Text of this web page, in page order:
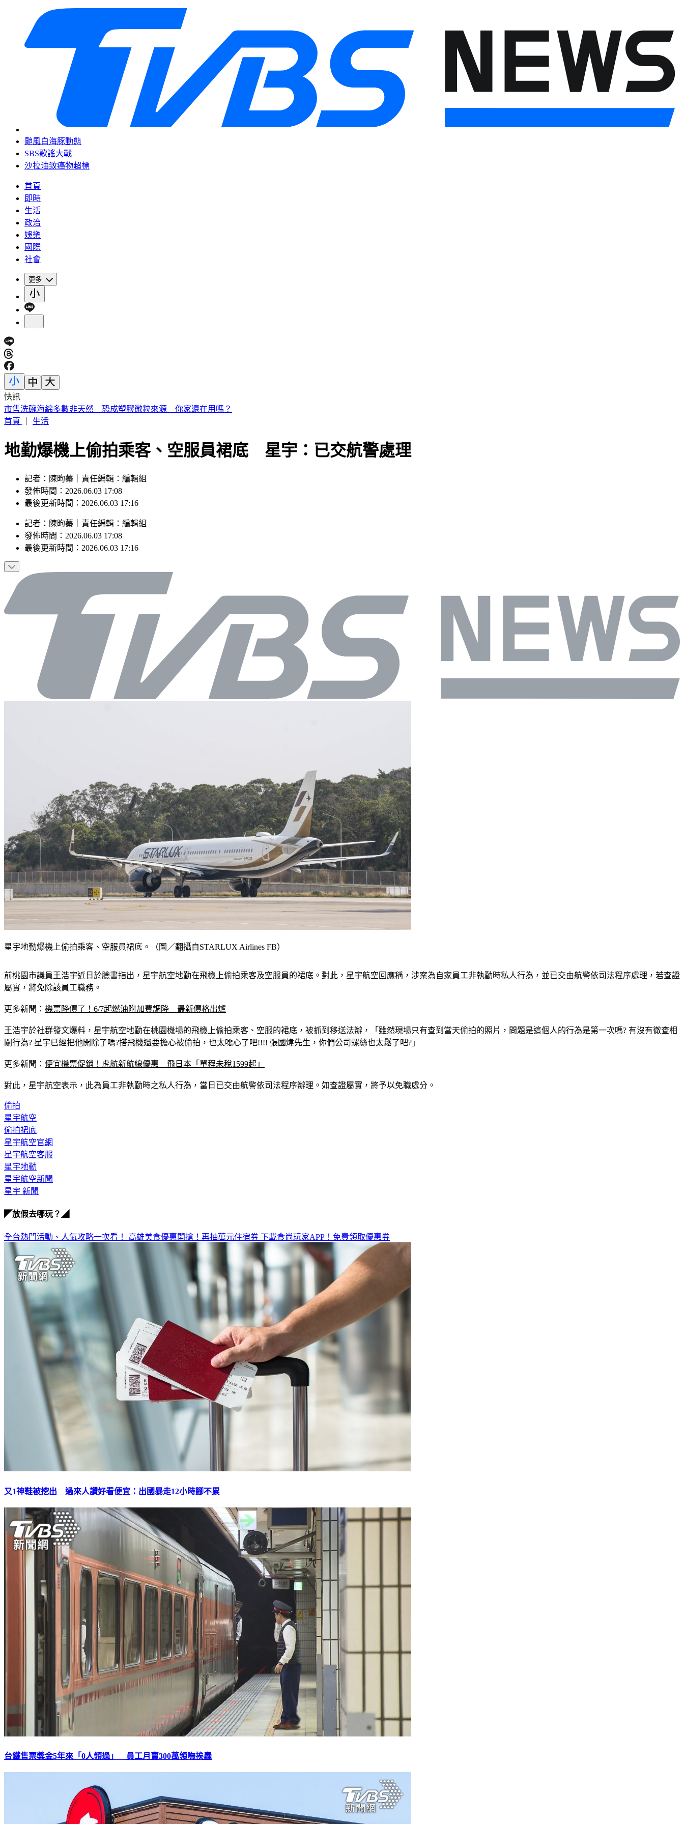
颱風白海豚動態
SBS歌謠大戰
沙拉油致癌物超標
首頁
即時
生活
政治
娛樂
國際
社會
更多
快訊
《夏日活動》花蓮FUN暑假 即將成真火舞秀 加碼重現
首頁
生活
地勤爆機上偷拍乘客、空服員裙底 星宇：已交航警處理
記者：陳昫蓁｜責任編輯：編輯組
發佈時間：2026.06.03 17:08
最後更新時間：2026.06.03 17:16
記者 ： 陳昫蓁 責任編輯 ： 編輯組
發佈時間： 2026.06.03 17:08
最後更新時間： 2026.06.03 17:16
星宇地勤爆機上偷拍乘客、空服員裙底。（圖／翻攝自STARLUX Airlines FB）
前桃園市議員王浩宇近日於臉書指出，星宇航空地勤在飛機上偷拍乘客及空服員的裙底。對此，星宇航空回應稱，涉案為自家員工非執勤時私人行為，並已交由航警依司法程序處理，若查證
屬實，將免除該員工職務。
更多新聞： 機票降價了！6/7起燃油附加費調降　最新價格出爐
王浩宇於社群發文爆料，星宇航空地勤在桃園機場的飛機上偷拍乘客、空服的裙底，被抓到移送法辦，「雖然現場只有查到當天偷拍的照片，問題是這個人的行為是第一次嗎? 有沒有徹查相
關行為? 星宇已經把他開除了嗎?搭飛機還要擔心被偷拍，也太噁心了吧!!!! 張國煒先生，你們公司螺絲也太鬆了吧?」
更多新聞： 便宜機票促銷！虎航新航線優惠　飛日本「單程未稅1599起」
對此，星宇航空表示，此為員工非執勤時之私人行為，當日已交由航警依司法程序辦理。如查證屬實，將予以免職處分。
偷拍
星宇航空
偷拍裙底
星宇航空官網
星宇航空客服
星宇地勤
星宇航空新聞
星宇 新聞
◤放假去哪玩？◢
全台熱門活動、人氣攻略一次看！ 高雄美食優惠開搶！再抽萬元住宿券 下載食尚玩家APP！免費領取優惠券
又1神鞋被挖出 過來人讚好看便宜：出國暴走12小時腳不累
台鐵售票獎金5年來「0人領過」 員工月賣300萬領嘸挨轟